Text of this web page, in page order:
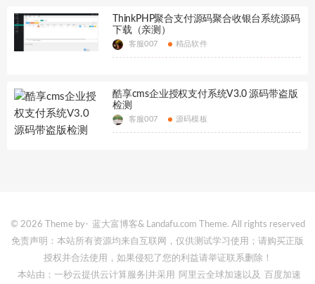
ThinkPHP聚合支付源码聚合收银台系统源码
下载（亲测）
客服007 精品软件
酷享cms企业授权支付系统V3.0 源码带盗版
检测
客服007 源码模板
© 2026 Theme by- 蓝大富博客& Landafu.com Theme. All rights reserved
免责声明：本站所有资源均来自互联网，仅供测试学习使用；请购买正版
授权并合法使用，如果侵犯了您的利益请举证联系删除！
本站由：一秒云提供云计算服务 |并采用 阿里云全球加速 以及 百度加速